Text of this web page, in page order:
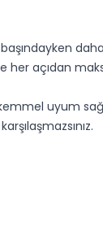
her açıdan
uyum